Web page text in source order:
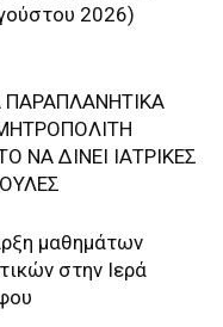
2026)
ΠΑΡΑΠΛΑΝΗΤΙΚΑ
ΝΑ ΔΙΝΕΙ ΙΑΤΡΙΚΕΣ
μαθημάτων
στην Ιερά